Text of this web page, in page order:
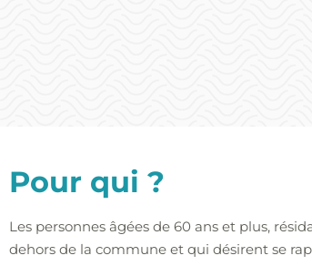
Pour qui ?
Les personnes âgées de 60 ans et plus,
dehors de la commune et qui désirent se